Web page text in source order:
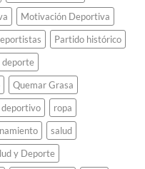
Motivación Deportiva
Partido histórico
deporte
Quemar Grasa
deportivo
ropa
salud
y Deporte